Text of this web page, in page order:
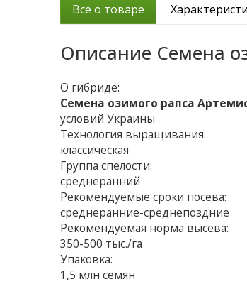
Все о товаре
Описание Семена
О гибриде:
Семена озимого рапса
условий Украины
Технология выращивания:
классическая
Группа спелости:
среднеранний
Рекомендуемые сроки посева:
среднеранние-среднепоздние
Рекомендуемая норма высева:
350-500 тыс./га
Упаковка:
1,5 млн семян